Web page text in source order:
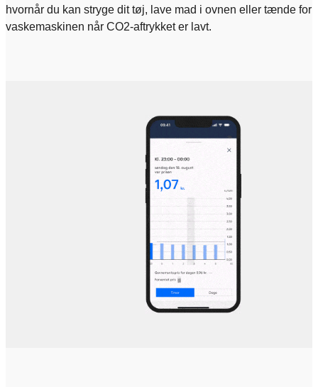
hvornår du kan stryge dit tøj, lave mad i ovnen eller tænde for
vaskemaskinen når CO2-aftrykket er lavt.